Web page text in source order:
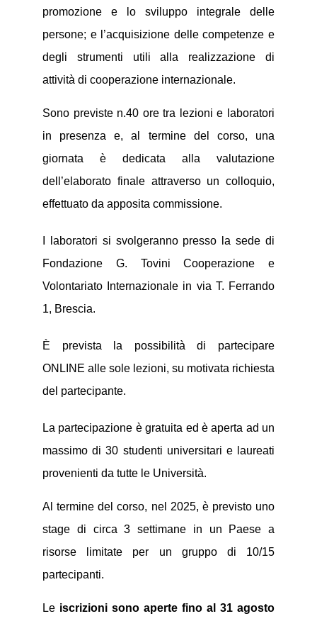
promozione e lo sviluppo integrale delle
persone; e l’acquisizione delle competenze e
degli strumenti utili alla realizzazione di
attività di cooperazione internazionale.
Sono previste n.40 ore tra lezioni e laboratori
in presenza e, al termine del corso, una
giornata è dedicata alla valutazione
dell’elaborato finale attraverso un colloquio,
effettuato da apposita commissione.
I laboratori si svolgeranno presso la sede di
Fondazione G. Tovini Cooperazione e
Volontariato Internazionale in via T. Ferrando
1, Brescia.
È prevista la possibilità di partecipare
ONLINE alle sole lezioni, su motivata richiesta
del partecipante.
La partecipazione è gratuita ed è aperta ad un
massimo di 30 studenti universitari e laureati
provenienti da tutte le Università.
Al termine del corso, nel 2025, è previsto uno
stage di circa 3 settimane in un Paese a
risorse limitate per un gruppo di 10/15
partecipanti.
Le iscrizioni sono aperte fino al 31 agosto